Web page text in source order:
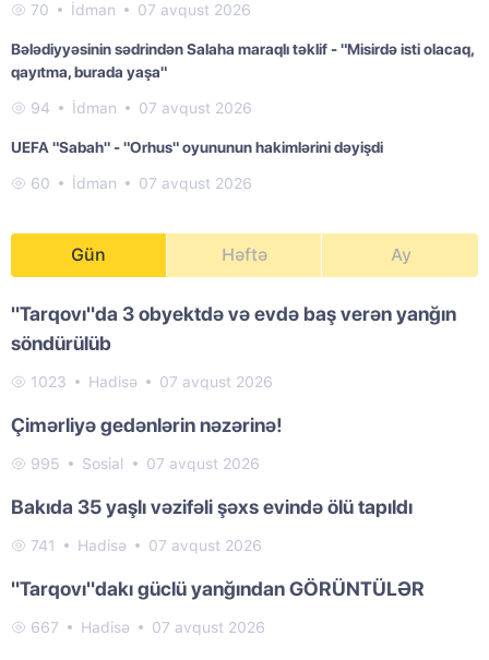
70 İdman 07 avqust 2026
Bələdiyyəsinin sədrindən Salaha maraqlı təklif - "Misirdə isti olacaq,
qayıtma, burada yaşa"
94 İdman 07 avqust 2026
UEFA "Sabah" - "Orhus" oyununun hakimlərini dəyişdi
60 İdman 07 avqust 2026
Gün Həftə Ay
"Tarqovı"da 3 obyektdə və evdə baş verən yanğın
söndürülüb
1023 Hadisə 07 avqust 2026
Çimərliyə gedənlərin nəzərinə!
995 Sosial 07 avqust 2026
Bakıda 35 yaşlı vəzifəli şəxs evində ölü tapıldı
741 Hadisə 07 avqust 2026
"Tarqovı"dakı güclü yanğından GÖRÜNTÜLƏR
667 Hadisə 07 avqust 2026